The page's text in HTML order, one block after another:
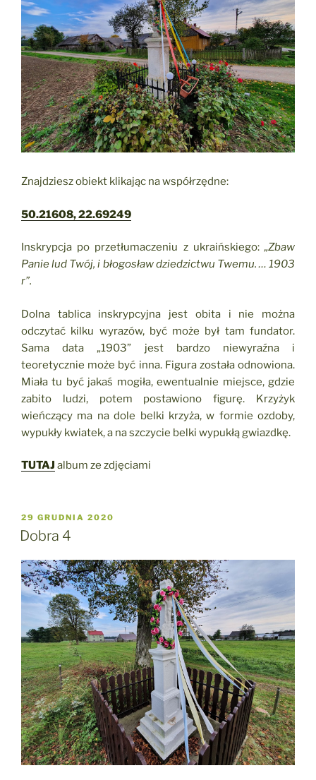
Znajdziesz obiekt klikając na współrzędne:
50.21608, 22.69249
Inskrypcja po przetłumaczeniu z ukraińskiego:„Zbaw
Panie lud Twój, i błogosław dziedzictwu Twemu. … 1903
r”.
Dolna tablica inskrypcyjna jest obita i nie można
odczytać kilku wyrazów, być może był tam fundator.
Sama data „1903” jest bardzo niewyraźna i
teoretycznie może być inna. Figura została odnowiona.
Miała tu być jakaś mogiła, ewentualnie miejsce, gdzie
zabito ludzi, potem postawiono figurę. Krzyżyk
wieńczący ma na dole belki krzyża, w formie ozdoby,
wypukły kwiatek, a na szczycie belki wypukłą gwiazdkę.
TUTAJ album ze zdjęciami
OPUBLIKOWANE
W
29 GRUDNIA 2020
Dobra 4